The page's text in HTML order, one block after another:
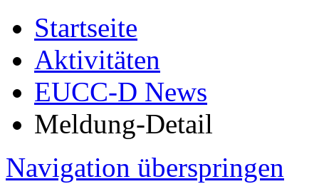
Startseite
Aktivitäten
EUCC-D News
Meldung-Detail
Navigation überspringen